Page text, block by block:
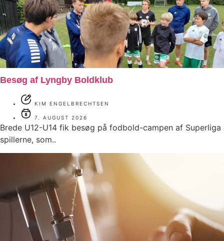
Besøg af Lyngby Boldklub
KIM ENGELBRECHTSEN
7. AUGUST 2026
Brede U12-U14 fik besøg på fodbold-campen af Superliga
spillerne, som..